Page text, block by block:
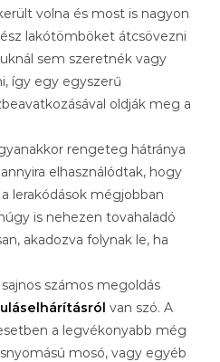
volna és most is nagyon
lakótömböket átcsövezni
sem szeretnék vagy
így egy egyszerű
oldják meg a
rengeteg hátránya
elhasználódtak, hogy
lerakódások mégjobban
is nehezen tovahaladó
akadozva folynak le, ha
számos megoldás
van szó. A
a legvékonyabb még
mosó, vagy egyéb